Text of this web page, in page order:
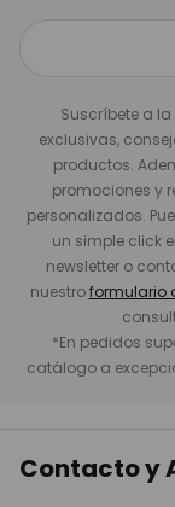
Suscríbete a la
exclusivas,
productos.
promociones y
personalizados.
un simple click
newsletter o
nuestroformulario
*En pedidos
catálogo a
Contacto y